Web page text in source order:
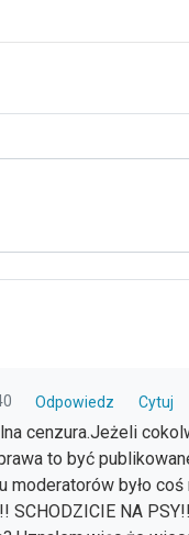
Odpowiedz Cytuj
cenzura.Jeżeli
to być
moderatorów było
SCHODZICIE NA